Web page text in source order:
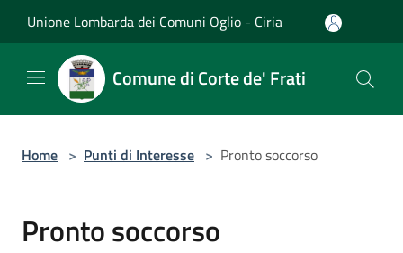
Unione Lombarda dei Comuni Oglio - Ciria
Comune di Corte de' Frati
Home > Punti di Interesse > Pronto soccorso
Pronto soccorso